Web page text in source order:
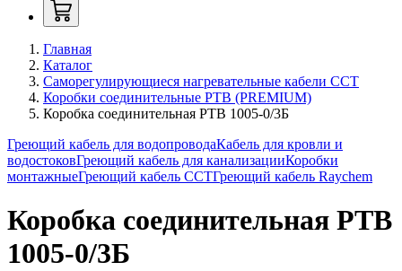
Главная
Каталог
Саморегулирующиеся нагревательные кабели ССТ
Коробки соединительные РТВ (PREMIUM)
Коробка соединительная РТВ 1005-0/3Б
Греющий кабель для водопроводаКабель для кровли и
водостоковГреющий кабель для канализацииКоробки
монтажныеГреющий кабель ССТГреющий кабель Raychem
Коробка соединительная РТВ
1005-0/3Б